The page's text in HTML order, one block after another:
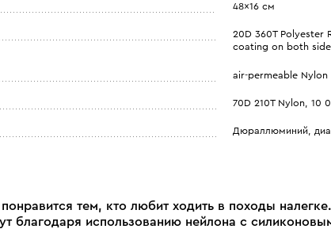
48x16 см
20D 360T Polyester
coating on both
air-permeable Nylon
70D 210T Nylon, 10
Дюраллюминий,
тем, кто любит ходить в походы
благодаря использованию нейлона с